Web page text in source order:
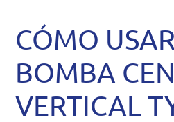
CÓMO
BOMBA
VERTICAL